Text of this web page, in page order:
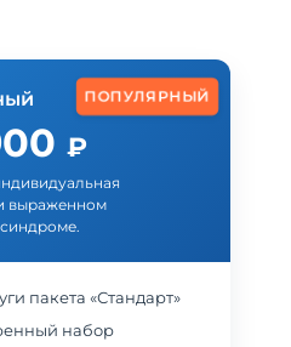
ПОПУЛЯРНЫЙ
₽
выраженном
пакета «Стандарт»
набор